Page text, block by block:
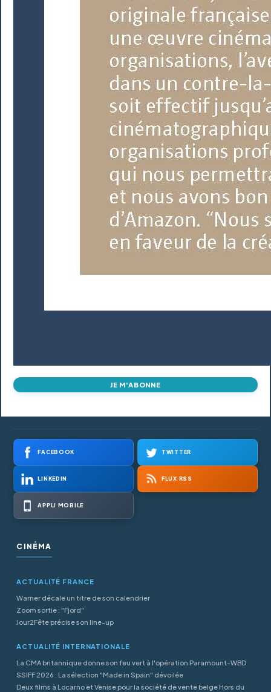
JE M'ABONNE
FACEBOOK TWITTER
LINKEDIN FLUX RSS
APPLI MOBILE
CINÉMA
ACTUALITÉ FRANCE
Warner décale un titre de son calendrier
Zoom sortie : "Fjord"
Jour2Fête précise son line-up
ACTUALITÉ INTERNATIONALE
La CMA britannique donne son feu vert à l'opération Paramount-WBD
SSIFF 2026 : La sélection "Made in Spain" dévoilée
Deux films à Locarno et Venise pour la société de vente belge Hors du